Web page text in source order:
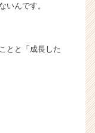
いんです。
とと「成長した